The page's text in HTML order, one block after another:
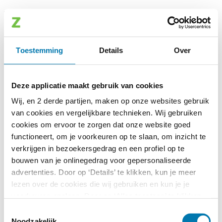
Toestemming Details Over
Deze applicatie maakt gebruik van cookies
Wij, en 2 derde partijen, maken op onze websites gebruik
van cookies en vergelijkbare technieken. Wij gebruiken
cookies om ervoor te zorgen dat onze website goed
functioneert, om je voorkeuren op te slaan, om inzicht te
verkrijgen in bezoekersgedrag en een profiel op te
bouwen van je onlinegedrag voor gepersonaliseerde
advertenties. Door op ‘Details’ te klikken, kun je meer
lezen over de cookies die wij gebruiken en kun je je
omschreven in onze
. Wij verwerken
Wachtwoord vergeten